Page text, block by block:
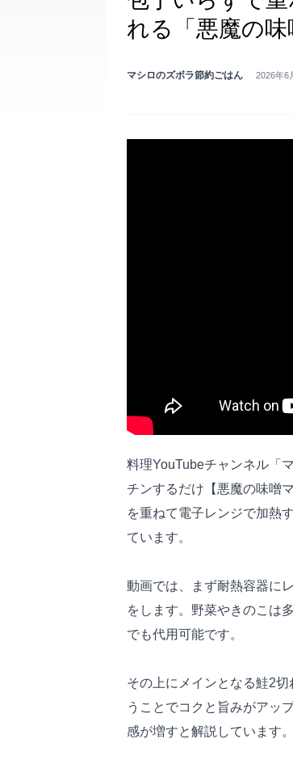
れる「悪魔の味
マシロのズボラ節約ごはん 2026年6
料理YouTubeチャンネル「
チンするだけ【悪魔の味噌
を重ねて電子レンジで加熱
ています。
動画では、まず耐熱容器に
をします。野菜やきのこは
でも代用可能です。
その上にメインとなる鮭2
うことでコクと旨みがアッ
感が増すと解説しています。